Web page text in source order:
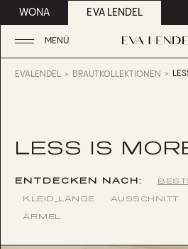
WONA EVA LENDEL
MENÜ
EVALENDEL BRAUTKOLLEKTIONEN
LESS IS
ENTDECKEN NACH:
KLEID_LÄNGE
AUSSCHNITT
ÄRMEL